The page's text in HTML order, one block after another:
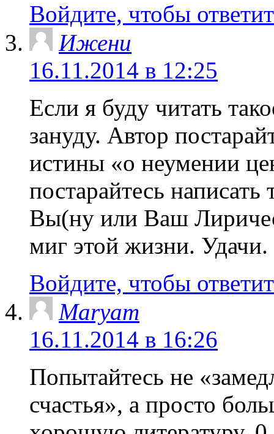
Войдите, чтобы
Ижени
16.11.2014 в 12:25
Если я буду читать
зануду. Автор
истины «о неумении
постарайтесь
Вы(ну или Ваш
миг этой жизни.
Войдите, чтобы
Maryam
16.11.2014 в 16:26
Попытайтесь не
счастья», а просто